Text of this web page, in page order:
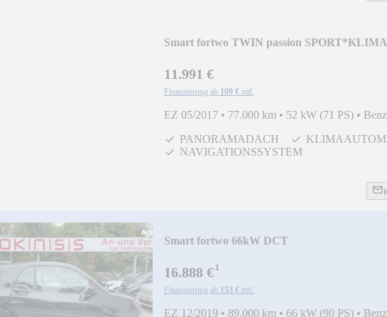
Smart fortwo TWIN passion
11.991 €
Finanzierung ab 109 € mtl.
EZ 05/2017 • 77.000 km • 52 kW (71 PS) •
PANORAMADACH
NAVIGATIONSSYSTEM
Smart fortwo 66kW DCT
16.888 €¹
Finanzierung ab 153 € mtl.
EZ 12/2019 • 89.000 km • 66 kW (90 PS) •